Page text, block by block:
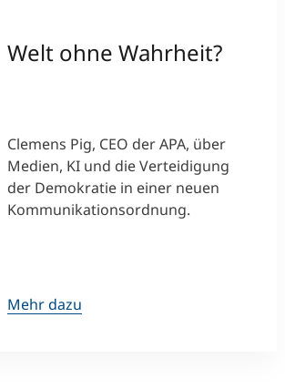
Welt ohne Wahrheit?
Clemens Pig, CEO der APA, über
Medien, KI und die Verteidigung
der Demokratie in einer neuen
Kommunikationsordnung.
Mehr dazu